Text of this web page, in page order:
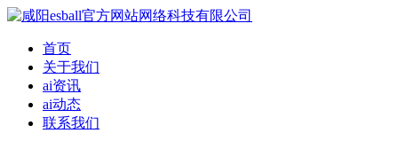
首页
关于我们
ai资讯
ai动态
联系我们